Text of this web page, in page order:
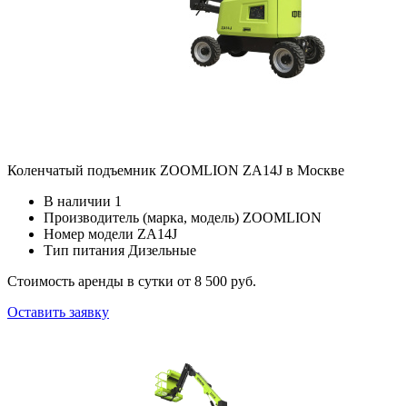
Коленчатый подъемник ZOOMLION ZA14J в Москве
В наличии 1
Производитель (марка, модель) ZOOMLION
Номер модели ZA14J
Тип питания Дизельные
Стоимость аренды в сутки от 8 500 руб.
Оставить заявку